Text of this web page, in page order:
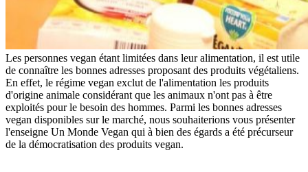
Les personnes vegan étant limitées dans leur alimentation, il est utile
de connaître les bonnes adresses proposant des produits végétaliens.
En effet, le régime vegan exclut de l'alimentation les produits
d'origine animale considérant que les animaux n'ont pas à être
exploités pour le besoin des hommes. Parmi les bonnes adresses
vegan disponibles sur le marché, nous souhaiterions vous présenter
l'enseigne Un Monde Vegan qui à bien des égards a été précurseur
de la démocratisation des produits vegan.